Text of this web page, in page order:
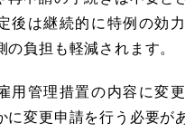
後は継続的に特例の効
の負担も軽減されます。
用管理措置の内容に変
に変更申請を行う必要が